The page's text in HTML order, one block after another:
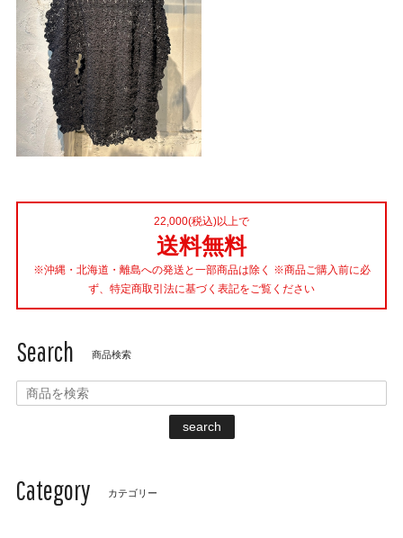
22,000(税込)以上で
送料無料
※沖縄・北海道・離島への発送と一部商品は除く ※商品ご購入前に必
ず、特定商取引法に基づく表記をご覧ください
Search 商品検索
search
Category カテゴリー